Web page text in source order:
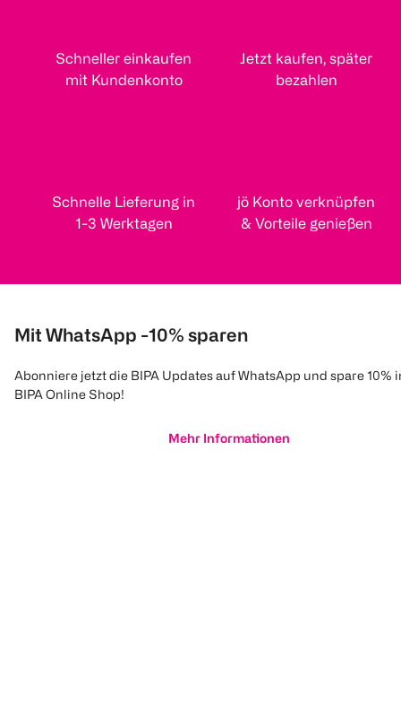
Schneller einkaufen
mit Kundenkonto
Jetzt kaufen, später
bezahlen
Schnelle Lieferung in
1-3 Werktagen
jö Konto verknüpfen
& Vorteile genießen
Mit WhatsApp -10% sparen
Abonniere jetzt die BIPA Updates auf WhatsApp und spare 10%
BIPA Online Shop!
Mehr Informationen